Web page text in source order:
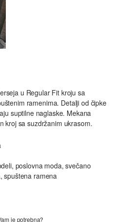
u Regular Fit kroju sa
ramenima. Detalji od čipke
suptilne naglaske. Mekana
kroj sa suzdržanim ukrasom.
poslovna moda, svečano
spuštena ramena
je potrebna?